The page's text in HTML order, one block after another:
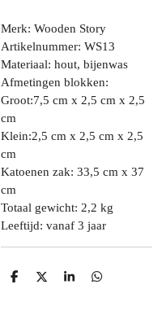
Merk: Wooden Story
Artikelnummer: WS13
Materiaal: hout, bijenwas
Afmetingen blokken:
Groot:7,5 cm x 2,5 cm x 2,5
cm
Klein:2,5 cm x 2,5 cm x 2,5
cm
Katoenen zak: 33,5 cm x 37
cm
Totaal gewicht: 2,2 kg
Leeftijd: vanaf 3 jaar
D
D
S
D